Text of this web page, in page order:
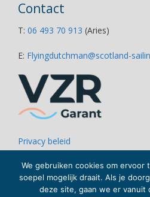
Contact
T: 06 493 70 913 (Aries)
E: Flyingdutchman@scotland-
Privacy beleid
Disclaimer
Links
We gebruiken cookies om ervoor
soepel mogelijk draait. Als je
deze site, gaan we er vanuit